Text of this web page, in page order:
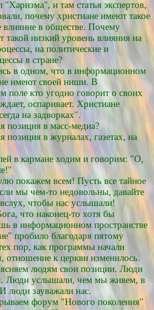
и там статья экспертов,
почему христиане имеют такое
в обществе. Почему
такой низкий уровень влияния на
на политические и
в стране?
в одном, что в информационном
имеют своей ниши. В
поле кто угодно говорит о своих
оспаривает. Христиане
на задворках".
позиция в масс-медиа?
позиция в журналах, газетах, на
в кармане ходим и говорим: "О,
покажем всем! Пусть все тайное
мы чем-то недовольны, давайте
чтобы нас услышали!
что наконец-то хотя бы
в информационном пространстве
пробило благодаря пятому
пор, как программы начали
отношение к церкви изменилось.
людям свои позиции. Люди
Люди услышали, чем мы живем, в
люди зауважали нас.
форум "Нового поколения"